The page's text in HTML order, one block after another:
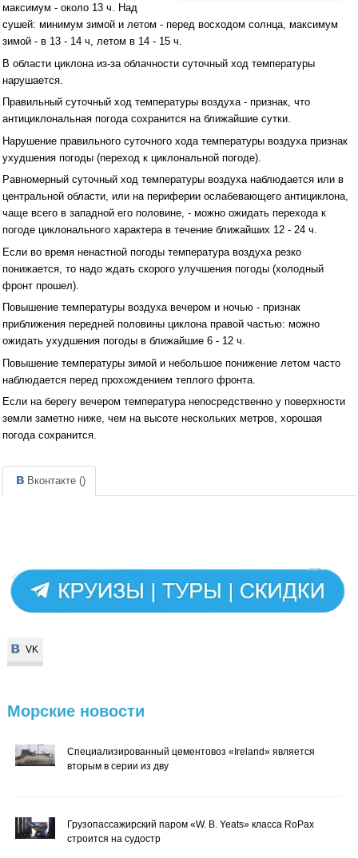
максимум - около 13 ч. Над
сушей: минимум зимой и летом - перед восходом солнца, максимум
зимой - в 13 - 14 ч, летом в 14 - 15 ч.
В области циклона из-за облачности суточный ход температуры
нарушается.
Правильный суточный ход температуры воздуха - признак, что
антициклональная погода сохранится на ближайшие сутки.
Нарушение правильного суточного хода температуры воздуха признак
ухудшения погоды (переход к циклональной погоде).
Равномерный суточный ход температуры воздуха наблюдается или в
центральной области, или на периферии ослабевающего антициклона,
чаще всего в западной его половине, - можно ожидать перехода к
погоде циклонального характера в течение ближайших 12 - 24 ч.
Если во время ненастной погоды температура воздуха резко
понижается, то надо ждать скорого улучшения погоды (холодный
фронт прошел).
Повышение температуры воздуха вечером и ночью - признак
приближения передней половины циклона правой частью: можно
ожидать ухудшения погоды в ближайшие 6 - 12 ч.
Повышение температуры зимой и небольшое понижение летом часто
наблюдается перед прохождением теплого фронта.
Если на берегу вечером температура непосредственно у поверхности
земли заметно ниже, чем на высоте нескольких метров, хорошая
погода сохранится.
Вконтакте ()
VK
VK
Морские новости
Специализированный цементовоз «Ireland» является
вторым в серии из дву
Грузопассажирский паром «W. B. Yeats» класса RoPax
строится на судостр